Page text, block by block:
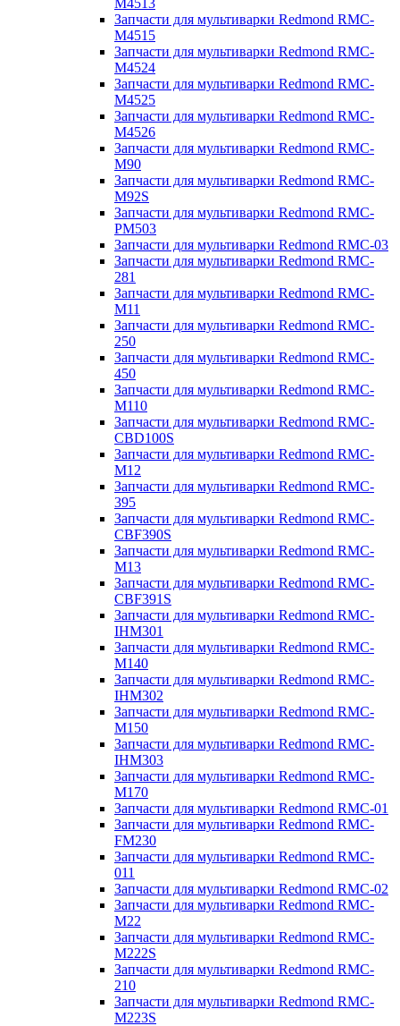
M4513
Запчасти для мультиварки Redmond RMC-
M4515
Запчасти для мультиварки Redmond RMC-
M4524
Запчасти для мультиварки Redmond RMC-
M4525
Запчасти для мультиварки Redmond RMC-
M4526
Запчасти для мультиварки Redmond RMC-
M90
Запчасти для мультиварки Redmond RMC-
M92S
Запчасти для мультиварки Redmond RMC-
PM503
Запчасти для мультиварки Redmond RMC-03
Запчасти для мультиварки Redmond RMC-
281
Запчасти для мультиварки Redmond RMC-
M11
Запчасти для мультиварки Redmond RMC-
250
Запчасти для мультиварки Redmond RMC-
450
Запчасти для мультиварки Redmond RMC-
M110
Запчасти для мультиварки Redmond RMC-
CBD100S
Запчасти для мультиварки Redmond RMC-
M12
Запчасти для мультиварки Redmond RMC-
395
Запчасти для мультиварки Redmond RMC-
CBF390S
Запчасти для мультиварки Redmond RMC-
M13
Запчасти для мультиварки Redmond RMC-
CBF391S
Запчасти для мультиварки Redmond RMC-
IHM301
Запчасти для мультиварки Redmond RMC-
M140
Запчасти для мультиварки Redmond RMC-
IHM302
Запчасти для мультиварки Redmond RMC-
M150
Запчасти для мультиварки Redmond RMC-
IHM303
Запчасти для мультиварки Redmond RMC-
M170
Запчасти для мультиварки Redmond RMC-01
Запчасти для мультиварки Redmond RMC-
FM230
Запчасти для мультиварки Redmond RMC-
011
Запчасти для мультиварки Redmond RMC-02
Запчасти для мультиварки Redmond RMC-
M22
Запчасти для мультиварки Redmond RMC-
M222S
Запчасти для мультиварки Redmond RMC-
210
Запчасти для мультиварки Redmond RMC-
M223S